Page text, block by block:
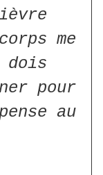
me
dois
pour
au